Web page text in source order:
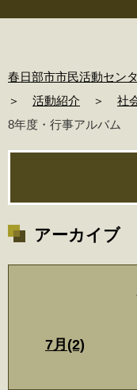
春日部市市民活動セン
＞
活動紹介 ＞ 社
8年度・行事アルバム
アーカイブ
7月(2)